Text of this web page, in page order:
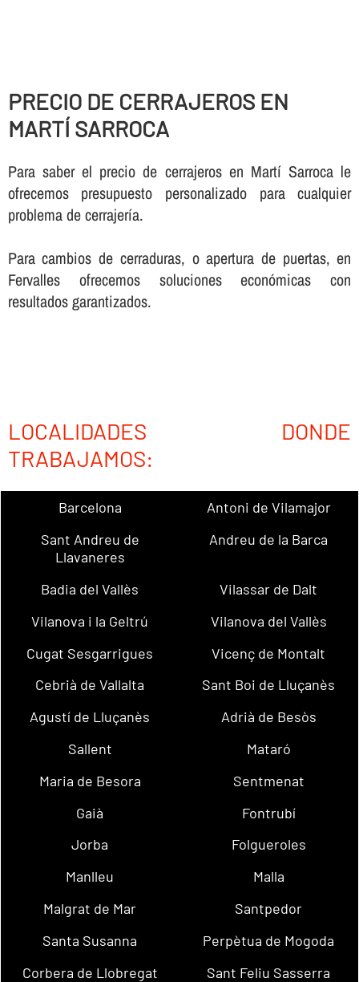
PRECIO DE CERRAJEROS EN
MARTÍ SARROCA
Para saber el precio de cerrajeros en Martí Sarroca le
ofrecemos presupuesto personalizado para cualquier
problema de cerrajerí­a.
Para cambios de cerraduras, o apertura de puertas, en
Fervalles ofrecemos soluciones económicas con
resultados garantizados.
LOCALIDADES DONDE
TRABAJAMOS:
Barcelona
Antoni de Vilamajor
Sant Andreu de
Llavaneres
Andreu de la Barca
Badia del Vallès
Vilassar de Dalt
Vilanova i la Geltrú
Vilanova del Vallès
Cugat Sesgarrigues
Vicenç de Montalt
Cebrià de Vallalta
Sant Boi de Lluçanès
Agustí de Lluçanès
Adrià de Besòs
Sallent
Mataró
Maria de Besora
Sentmenat
Gaià
Fontrubí
Jorba
Folgueroles
Manlleu
Malla
Malgrat de Mar
Santpedor
Santa Susanna
Perpètua de Mogoda
Corbera de Llobregat
Sant Feliu Sasserra